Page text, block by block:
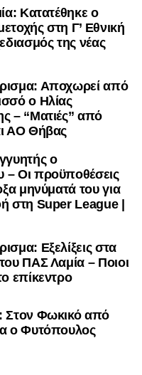
Κατατέθηκε ο
στη Γ’ Εθνική
της νέας
Αποχωρεί από
ο Ηλίας
– “Ματιές” από
ΑΟ Θήβας
ο
– Οι προϋποθέσεις
μηνύματά του για
στη Super League |
Εξελίξεις στα
ΠΑΣ Λαμία – Ποιοι
επίκεντρο
Στον Φωκικό από
ο Φυτόπουλος